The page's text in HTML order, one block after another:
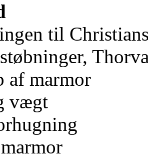
til
af marmor
vægt